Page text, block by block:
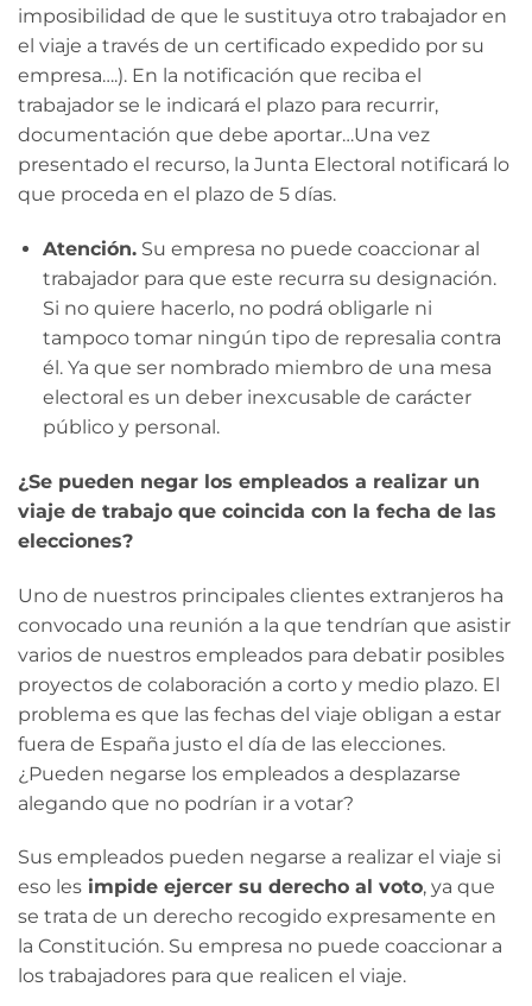
imposibilidad de que le sustituya otro trabajador en
el viaje a través de un certificado expedido por su
empresa….). En la notificación que reciba el
trabajador se le indicará el plazo para recurrir,
documentación que debe aportar…Una vez
presentado el recurso, la Junta Electoral notificará lo
que proceda en el plazo de 5 días.
Atención.Su empresa no puede coaccionar al
trabajador para que este recurra su designación.
Si no quiere hacerlo, no podrá obligarle ni
tampoco tomar ningún tipo de represalia contra
él. Ya que ser nombrado miembro de una mesa
electoral es un deber inexcusable de carácter
público y personal.
¿Se pueden negar los empleados a realizar un
viaje de trabajo que coincida con la fecha de las
elecciones?
Uno de nuestros principales clientes extranjeros ha
convocado una reunión a la que tendrían que asistir
varios de nuestros empleados para debatir posibles
proyectos de colaboración a corto y medio plazo. El
problema es que las fechas del viaje obligan a estar
fuera de España justo el día de las elecciones.
¿Pueden negarse los empleados a desplazarse
alegando que no podrían ir a votar?
Sus empleados pueden negarse a realizar el viaje si
eso les impide ejercer su derecho al voto, ya que
se trata de un derecho recogido expresamente en
la Constitución. Su empresa no puede coaccionar a
los trabajadores para que realicen el viaje.